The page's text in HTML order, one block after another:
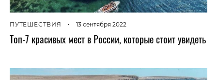
ПУТЕШЕСТВИЯ • 13 сентября 2022
Топ-7 красивых мест в России, которые стоит увидеть